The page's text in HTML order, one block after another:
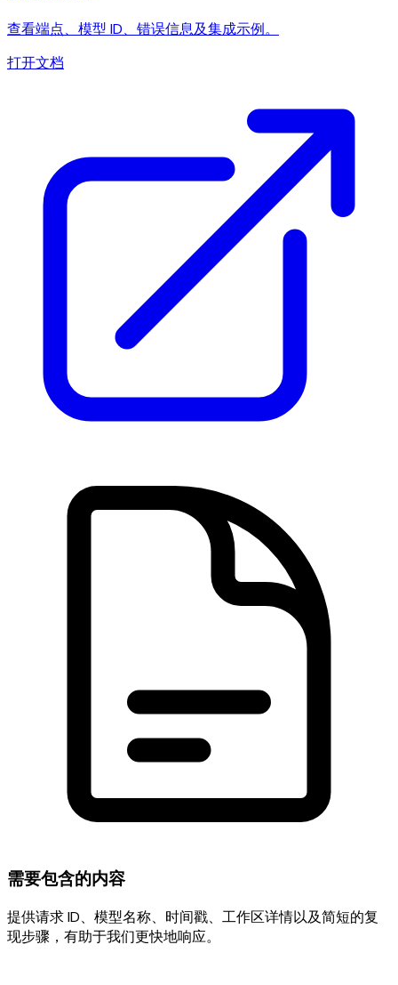
查看端点、模型 ID、错误信息及集成示例。
打开文档
需要包含的内容
提供请求 ID、模型名称、时间戳、工作区详情以及简短的复
现步骤，有助于我们更快地响应。